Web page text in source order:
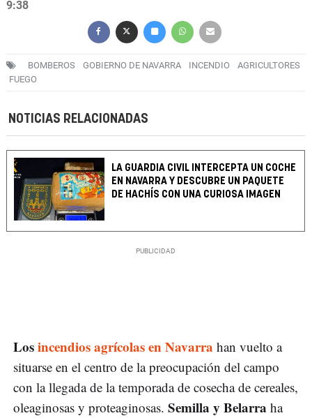
9:38
BOMBEROS GOBIERNO DE NAVARRA INCENDIO
AGRICULTORES
FUEGO
NOTICIAS RELACIONADAS
LA GUARDIA CIVIL INTERCEPTA UN COCHE
EN NAVARRA Y DESCUBRE UN PAQUETE
DE HACHÍS CON UNA CURIOSA IMAGEN
Losincendios agrícolas en Navarra han vuelto a
situarse en el centro de la preocupación del campo
con la llegada de la temporada de cosecha de cereales,
oleaginosas y proteaginosas. Semilla y Belarra ha